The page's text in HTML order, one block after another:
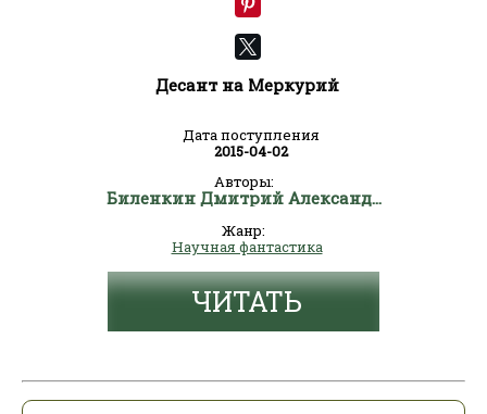
Десант на Меркурий
Дата поступления
2015-04-02
Авторы:
Биленкин Дмитрий Александрович
Жанр:
Научная фантастика
ЧИТАТЬ